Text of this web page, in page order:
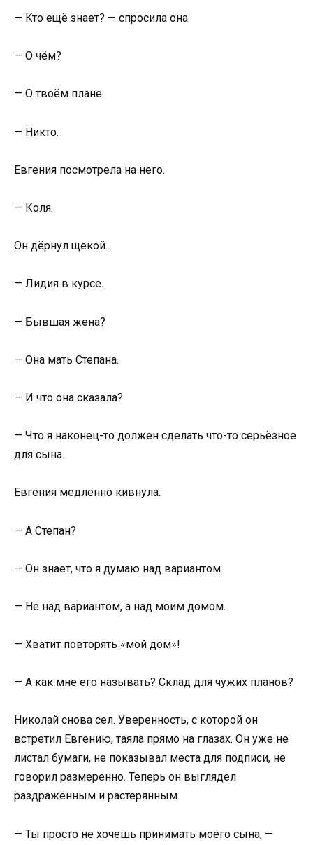
— Кто ещё знает? — спросила она.
— О чём?
— О твоём плане.
— Никто.
Евгения посмотрела на него.
— Коля.
Он дёрнул щекой.
— Лидия в курсе.
— Бывшая жена?
— Она мать Степана.
— И что она сказала?
— Что я наконец-то должен сделать что-то серьёзное
для сына.
Евгения медленно кивнула.
— А Степан?
— Он знает, что я думаю над вариантом.
— Не над вариантом, а над моим домом.
— Хватит повторять «мой дом»!
— А как мне его называть? Склад для чужих планов?
Николай снова сел. Уверенность, с которой он
встретил Евгению, таяла прямо на глазах. Он уже не
листал бумаги, не показывал места для подписи, не
говорил размеренно. Теперь он выглядел
раздражённым и растерянным.
— Ты просто не хочешь принимать моего сына, —